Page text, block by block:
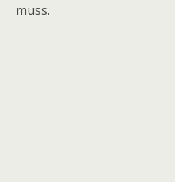
muss.